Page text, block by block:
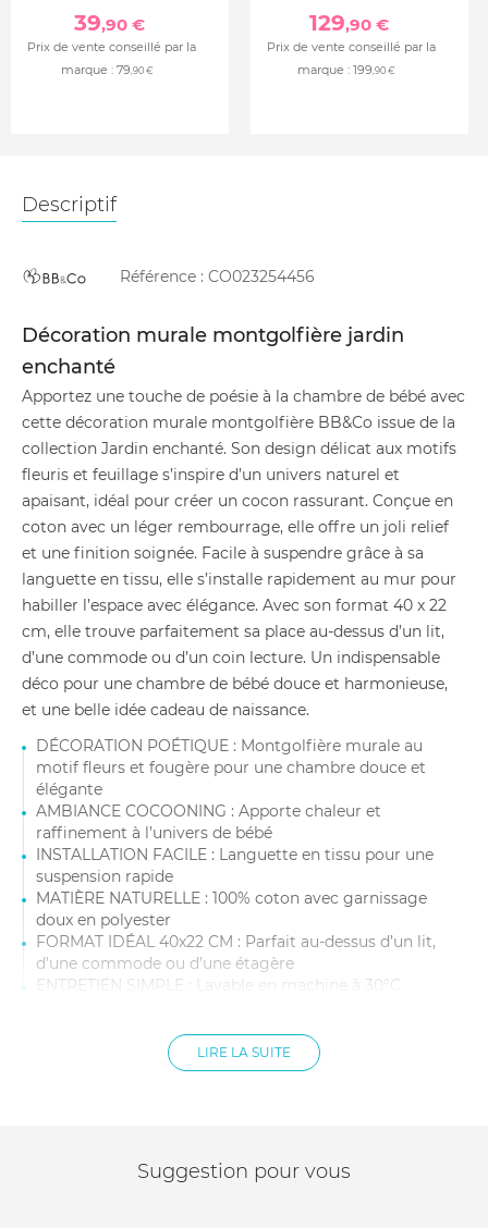
39,90 €
Prix de vente conseillé par la
marque : 79,90 €
129,90 €
Prix de vente conseillé par la
marque : 199,90 €
Descriptif
Référence : CO023254456
Décoration murale montgolfière jardin
enchanté
Apportez une touche de poésie à la chambre de bébé avec
cette décoration murale montgolfière BB&Co issue de la
collection Jardin enchanté. Son design délicat aux motifs
fleuris et feuillage s’inspire d’un univers naturel et
apaisant, idéal pour créer un cocon rassurant. Conçue en
coton avec un léger rembourrage, elle offre un joli relief
et une finition soignée. Facile à suspendre grâce à sa
languette en tissu, elle s’installe rapidement au mur pour
habiller l’espace avec élégance. Avec son format 40 x 22
cm, elle trouve parfaitement sa place au-dessus d’un lit,
d’une commode ou d’un coin lecture. Un indispensable
déco pour une chambre de bébé douce et harmonieuse,
et une belle idée cadeau de naissance.
DÉCORATION POÉTIQUE : Montgolfière murale au
motif fleurs et fougère pour une chambre douce et
élégante
AMBIANCE COCOONING : Apporte chaleur et
raffinement à l’univers de bébé
INSTALLATION FACILE : Languette en tissu pour une
suspension rapide
MATIÈRE NATURELLE : 100% coton avec garnissage
doux en polyester
FORMAT IDÉAL 40x22 CM : Parfait au-dessus d’un lit,
d’une commode ou d’une étagère
ENTRETIEN SIMPLE : Lavable en machine à 30°C
LIRE LA SUITE
Suggestion pour vous